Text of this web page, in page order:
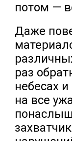
потом —
Даже
раз
небесах
на все